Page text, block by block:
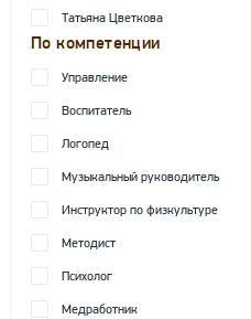
Татьяна Цветкова
По компетенции
Управление
Воспитатель
Логопед
Музыкальный руководитель
Инструктор по физкультуре
Методист
Психолог
Медработник